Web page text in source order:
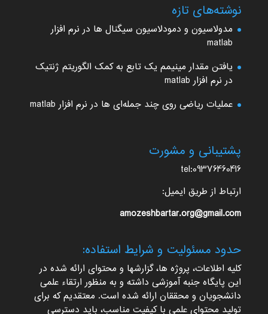
نوشته‌های تازه
مدولاسیون و دمودلاسیون سیگنال ها در نرم افزار
matlab
یافتن مقدار مینیمم یک تابع به کمک الگوریتم ژنتیک
در نرم افزار matlab
عملیات ریاضی روی چند جمله‌ای ها در نرم افزار matlab
پشتیبانی و مشورت
tel:09376460416
ارتباط از طریق ایمیل:
amozeshbartar.org@gmail.com
حدود مسئولیت و شرایط استفاده:
کلیه اطلاعات، پروژه ها، گزارشها و محتوای ارائه شده در
این پایگاه جنبه آموزشی داشته و به منظور ارتقاء علمی
دانشجویان و محققان ارائه شده است. معتقدیم که برای
تولید محتوای علمی با کیفیت مناسب، باید دسترسی